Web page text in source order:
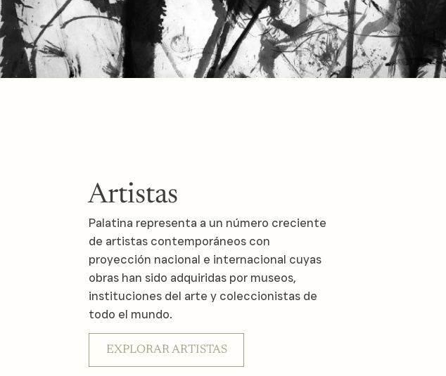
Artistas
Palatina representa a un número creciente
de artistas contemporáneos con
proyección nacional e internacional cuyas
obras han sido adquiridas por museos,
instituciones del arte y coleccionistas de
todo el mundo.
EXPLORAR ARTISTAS